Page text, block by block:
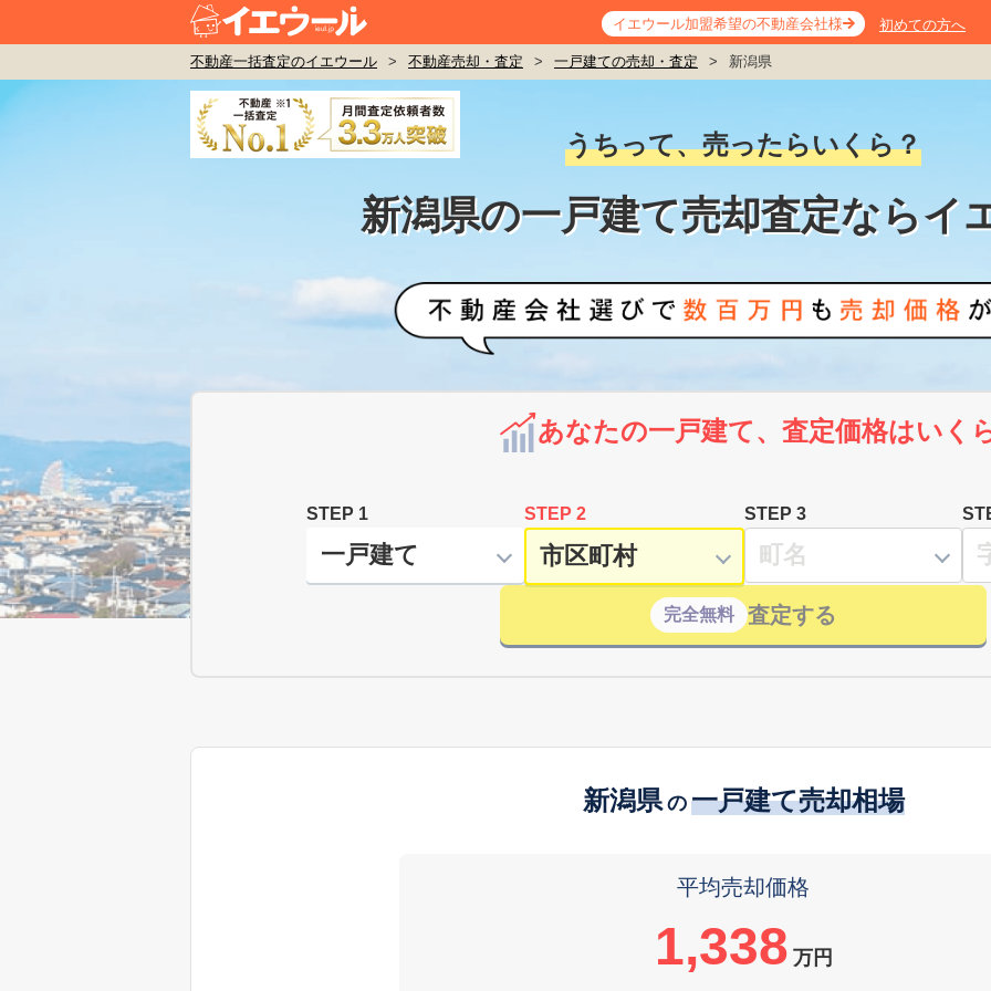
イエウール加盟希望の不動産会社様 初めての方へ
不動産一括査定のイエウール > 不動産売却・査定 > 一戸建ての売却・査定 > 新潟県
うちって、売ったらいくら？
新潟県の一戸建て売却査定ならイ
あなたの一戸建て、査定価格はいく
STEP 1 STEP 2 STEP 3
完全無料 査定する
新潟県 の 一戸建て売却相場
平均売却価格
1,338 万円